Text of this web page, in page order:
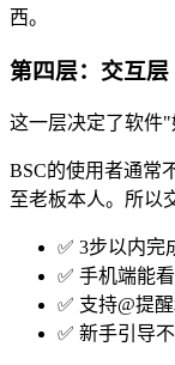
西。
第四层：交互层
这一层决定了软件"
BSC的使用者通常
至老板本人。所以
✅ 3步以内完
✅ 手机端能
✅ 支持@提
✅ 新手引导